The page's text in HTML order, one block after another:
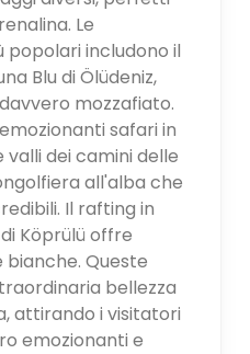
Le
popolari includono il
Blu di Ölüdeniz,
mozzafiato.
safari in
dei camini delle
all'alba che
Il rafting in
Köprülü offre
bianche. Queste
bellezza
attirando i visitatori
emozionanti e